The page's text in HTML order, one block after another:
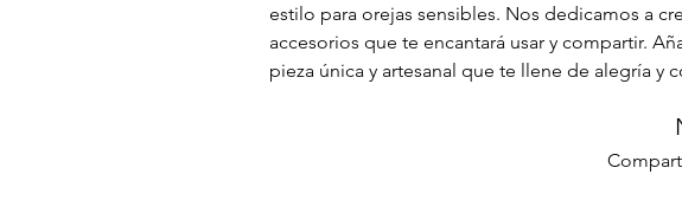
estilo para orejas sensibles. Nos dedicamos a
accesorios que te encantará usar y compartir.
pieza única y artesanal que te llene de alegría y